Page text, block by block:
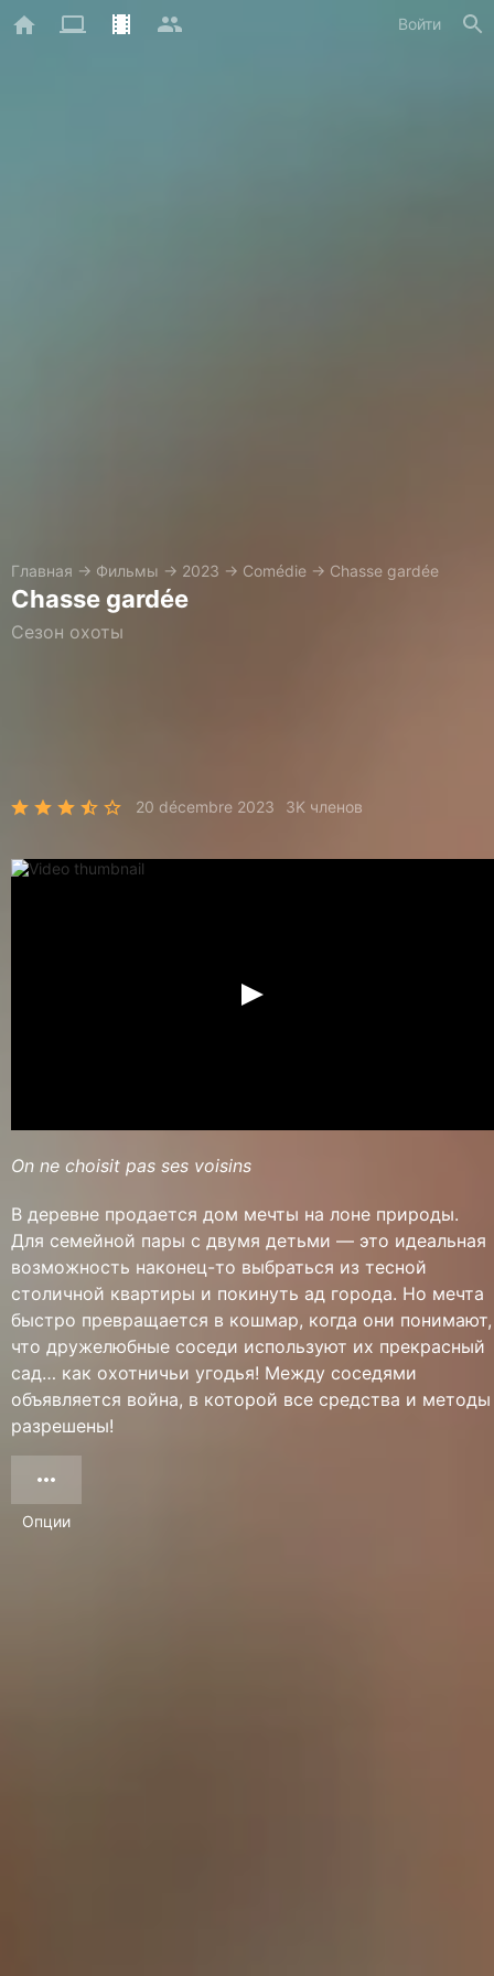
Войти
Главная → Фильмы → 2023 → Comédie → Chasse gardée
Chasse gardée
Сезон охоты
20 décembre 2023 3K членов
On ne choisit pas ses voisins
В деревне продается дом мечты на лоне природы.
Для семейной пары с двумя детьми — это идеальная
возможность наконец-то выбраться из тесной
столичной квартиры и покинуть ад города. Но мечта
быстро превращается в кошмар, когда они понимают,
что дружелюбные соседи используют их прекрасный
сад… как охотничьи угодья! Между соседями
объявляется война, в которой все средства и методы
разрешены!
Опции